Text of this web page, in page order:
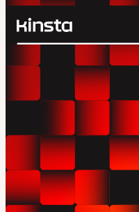
Kinsta®
Platform
Oplossingen
Zoeken